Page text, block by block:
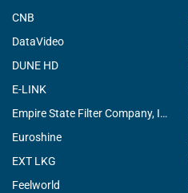
CNB
DataVideo
DUNE HD
E-LINK
Empire State Filter Company, INC.
Euroshine
EXT LKG
Feelworld